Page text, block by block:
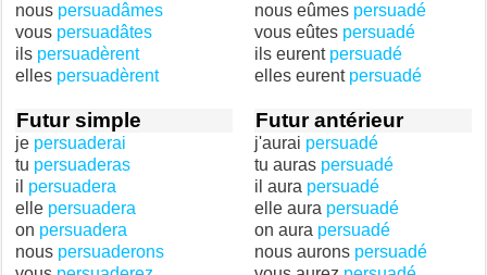
nous persuadâmes
vous persuadâtes
ils persuadèrent
elles persuadèrent
nous eûmes persuadé
vous eûtes persuadé
ils eurent persuadé
elles eurent persuadé
Futur simple
je persuaderai
tu persuaderas
il persuadera
elle persuadera
on persuadera
nous persuaderons
Futur antérieur
j'aurai persuadé
tu auras persuadé
il aura persuadé
elle aura persuadé
on aura persuadé
nous aurons persuadé